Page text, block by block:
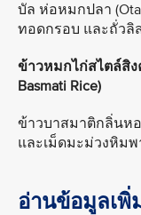
บัล ห่อหมกปลา
ทอดกรอบ และถั่วลิ
ข้าวหมกไก่สไตล์สิง
Basmati Rice)
ข้าวบาสมาติกลิ่นหอ
และเม็ดมะม่วงหิม
อ่านข้อมูลเพิ่